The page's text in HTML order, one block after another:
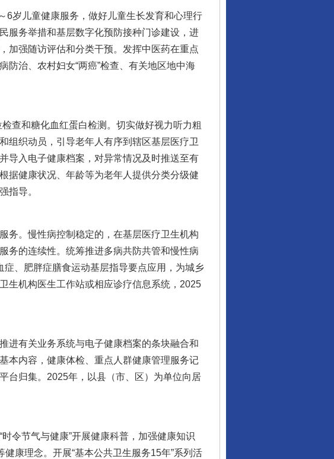
岁儿童健康服务，做好儿童生长发育和心理行
服务举措和基层数字化预防接种门诊建设，进
加强随访评估和分类干预。发挥中医药在重点
防治、农村妇女“两癌”检查、有关地区地中海
和糖化血红蛋白检测。切实做好视力听力粗
组织动员，引导老年人有序到辖区基层医疗卫
导入电子健康档案，对异常情况及时推送至有
据健康状况、年龄等为老年人提供分类分级健
指导。
。慢性病控制稳定的，在基层医疗卫生机构
务的连续性。统筹推进多病共防共管和慢性病
、肥胖症膳食运动基层指导要点应用，为城乡
生机构医生工作站或相应诊疗信息系统，2025
有关业务系统与电子健康档案的条块融合和
本内容，健康体检、重点人群健康管理服务记
台归集。2025年，以县（市、区）为单位向居
节气与健康”开展健康科普，加强健康知识
康理念。开展“基本公共卫生服务15年”系列活